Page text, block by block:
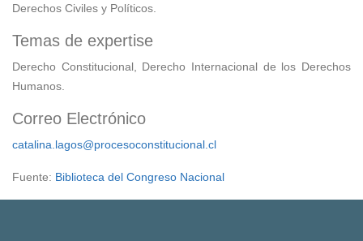
Derechos Civiles y Políticos.
Temas de expertise
Derecho Constitucional, Derecho Internacional de los Derechos
Humanos.
Correo Electrónico
catalina.lagos@procesoconstitucional.cl
Fuente: Biblioteca del Congreso Nacional